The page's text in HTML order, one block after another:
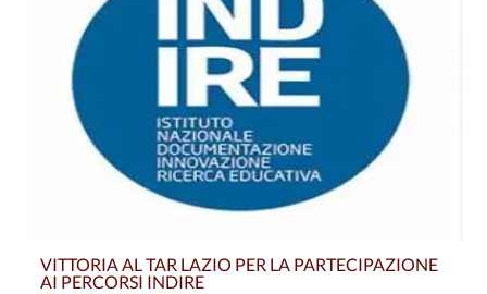
VITTORIA AL TAR LAZIO PER LA PARTECIPAZIONE
AI PERCORSI INDIRE